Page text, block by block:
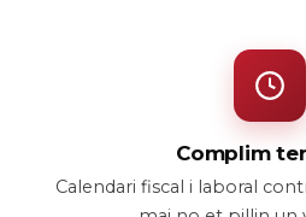
Complim
Calendari fiscal i laboral